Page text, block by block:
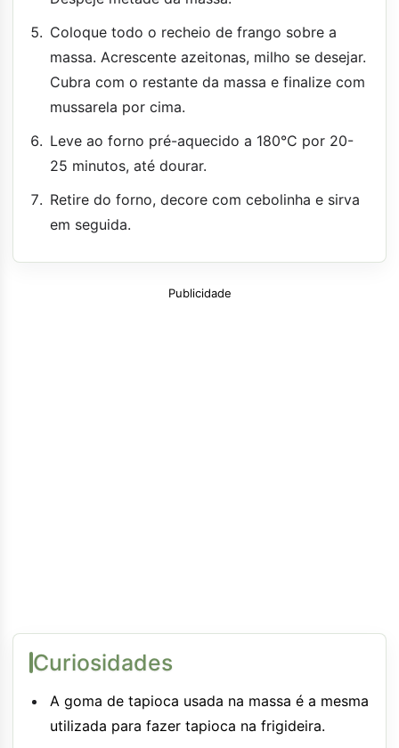
Coloque todo o recheio de frango sobre a
massa. Acrescente azeitonas, milho se desejar.
Cubra com o restante da massa e finalize com
mussarela por cima.
Leve ao forno pré-aquecido a 180°C por 20-
25 minutos, até dourar.
Retire do forno, decore com cebolinha e sirva
em seguida.
Publicidade
Curiosidades
A goma de tapioca usada na massa é a mesma
utilizada para fazer tapioca na frigideira.